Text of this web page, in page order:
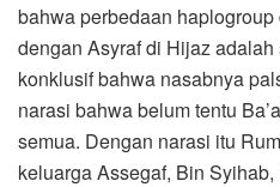
bahwa perbedaan
dengan Asyraf di Hijaz
konklusif bahwa nasabnya
narasi bahwa belum tentu
semua. Dengan narasi itu
keluarga Assegaf, Bin